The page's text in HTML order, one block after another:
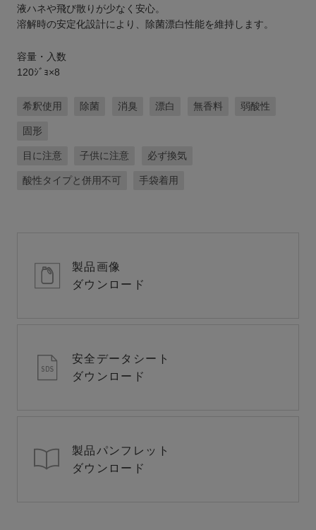
液ハネや飛び散りが少なく安心。
溶解時の安定化設計により、除菌漂白性能を維持します。
容量・入数
120ｼﾞｮ×8
希釈使用 除菌 消臭 漂白 無香料 弱酸性
固形
目に注意 子供に注意 必ず換気
酸性タイプと併用不可 手袋着用
製品画像
ダウンロード
安全データシート
ダウンロード
製品パンフレット
ダウンロード